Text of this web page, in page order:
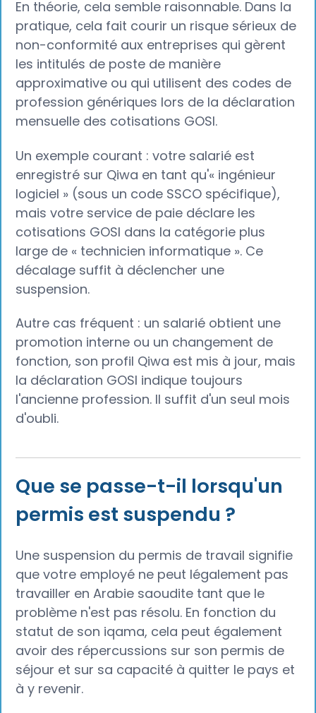
En théorie, cela semble raisonnable. Dans la
pratique, cela fait courir un risque sérieux de
non-conformité aux entreprises qui gèrent
les intitulés de poste de manière
approximative ou qui utilisent des codes de
profession génériques lors de la déclaration
mensuelle des cotisations GOSI.
Un exemple courant : votre salarié est
enregistré sur Qiwa en tant qu'« ingénieur
logiciel » (sous un code SSCO spécifique),
mais votre service de paie déclare les
cotisations GOSI dans la catégorie plus
large de « technicien informatique ». Ce
décalage suffit à déclencher une
suspension.
Autre cas fréquent : un salarié obtient une
promotion interne ou un changement de
fonction, son profil Qiwa est mis à jour, mais
la déclaration GOSI indique toujours
l'ancienne profession. Il suffit d'un seul mois
d'oubli.
Que se passe-t-il lorsqu'un
permis est suspendu ?
Une suspension du permis de travail signifie
que votre employé ne peut légalement pas
travailler en Arabie saoudite tant que le
problème n'est pas résolu. En fonction du
statut de son iqama, cela peut également
avoir des répercussions sur son permis de
séjour et sur sa capacité à quitter le pays et
à y revenir.